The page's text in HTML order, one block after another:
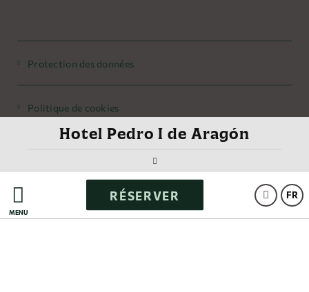
MENU
FR
RÉSERVER
Hotel Pedro I de Aragón
Protection des données
Politique de cookies
Avis Juridique